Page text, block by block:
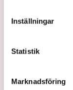
Inställningar
Statistik
Marknadsföring
Nej till
Det blir ingen
3 years ago | Av: TT